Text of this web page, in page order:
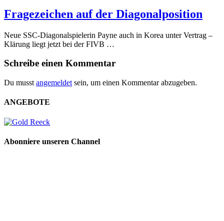
Fragezeichen auf der Diagonalposition
Neue SSC-Diagonalspielerin Payne auch in Korea unter Vertrag –
Klärung liegt jetzt bei der FIVB …
Schreibe einen Kommentar
Du musst angemeldet sein, um einen Kommentar abzugeben.
ANGEBOTE
Abonniere unseren Channel